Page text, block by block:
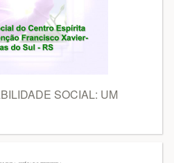
SOCIAL: UM